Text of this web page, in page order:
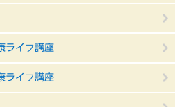
ライフ講座
ライフ講座